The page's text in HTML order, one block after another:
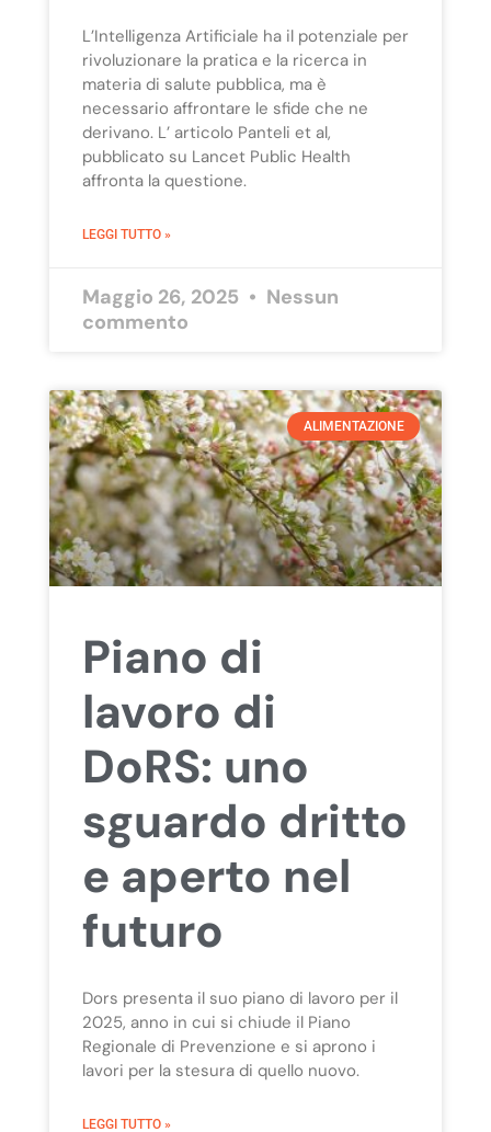
L’Intelligenza Artificiale ha il potenziale per
rivoluzionare la pratica e la ricerca in
materia di salute pubblica, ma è
necessario affrontare le sfide che ne
derivano. L’ articolo Panteli et al,
pubblicato su Lancet Public Health
affronta la questione.
LEGGI TUTTO »
Maggio 26, 2025
Nessun
commento
ALIMENTAZIONE
Piano di
lavoro di
DoRS: uno
sguardo dritto
e aperto nel
futuro
Dors presenta il suo piano di lavoro per il
2025, anno in cui si chiude il Piano
Regionale di Prevenzione e si aprono i
lavori per la stesura di quello nuovo.
LEGGI TUTTO »